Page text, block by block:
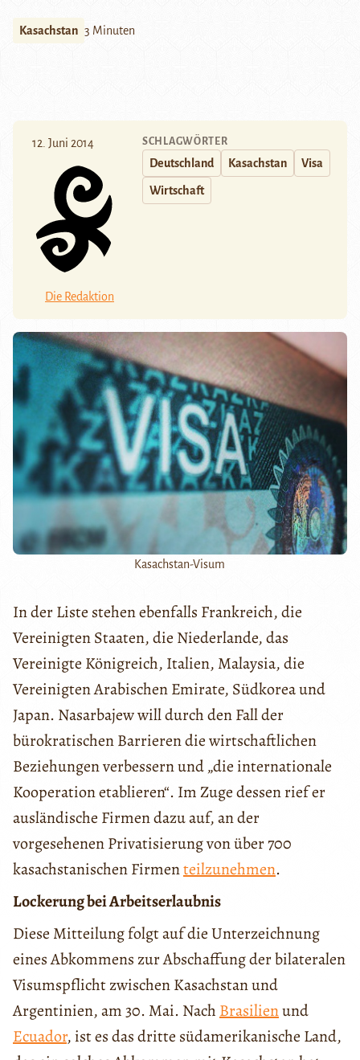
Kasachstan 3 Minuten
12. Juni 2014
Die Redaktion
SCHLAGWÖRTER
Deutschland Kasachstan Visa
Wirtschaft
Kasachstan-Visum
In der Liste stehen ebenfalls Frankreich, die
Vereinigten Staaten, die Niederlande, das
Vereinigte Königreich, Italien, Malaysia, die
Vereinigten Arabischen Emirate, Südkorea und
Japan. Nasarbajew will durch den Fall der
bürokratischen Barrieren die wirtschaftlichen
Beziehungen verbessern und „die internationale
Kooperation etablieren“. Im Zuge dessen rief er
ausländische Firmen dazu auf, an der
vorgesehenen Privatisierung von über 700
kasachstanischen Firmenteilzunehmen.
Lockerung bei Arbeitserlaubnis
Diese Mitteilung folgt auf die Unterzeichnung
eines Abkommens zur Abschaffung der bilateralen
Visumspflicht zwischen Kasachstan und
Argentinien, am 30. Mai. Nach Brasilienund
Ecuador, ist es das dritte südamerikanische Land,